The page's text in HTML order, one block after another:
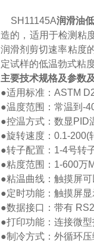
SH11145A润滑油
造的，适用于检测粘
润滑剂剪切速率粘度
定试样的低温勃式粘度
主要技术规格及参数
●适用标准：ASTM
●温度范围：常温到-
●控温方式：数显PID
●旋转速度：0.1-200(
●转子配置：1-4号转
●粘度范围：1-600万
●粘温曲线：触摸屏
●定时功能：触摸屏
●数据接口：带有 RS
●打印功能：连接微
●制冷方式：外循环